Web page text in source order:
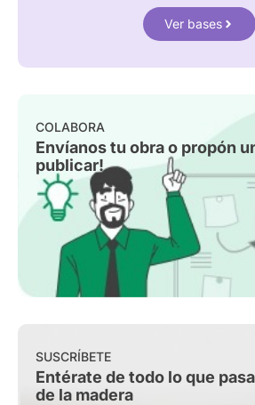
Ver bases
COLABORA
Envíanos tu obra o propón
publicar!
SUSCRÍBETE
Entérate de todo lo que
de la madera